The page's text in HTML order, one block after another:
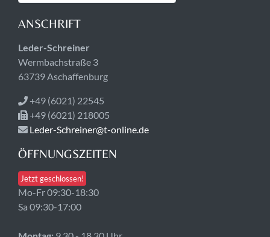
ANSCHRIFT
Leder-Schreiner
Wermbachstraße 3
63739 Aschaffenburg
+49 (6021) 22545
+49 (6021) 218005
Leder-Schreiner@t-online.de
ÖFFNUNGSZEITEN
Jetzt geschlossen!
Mo-Fr 09:30-18:30
Sa 09:30-17:00